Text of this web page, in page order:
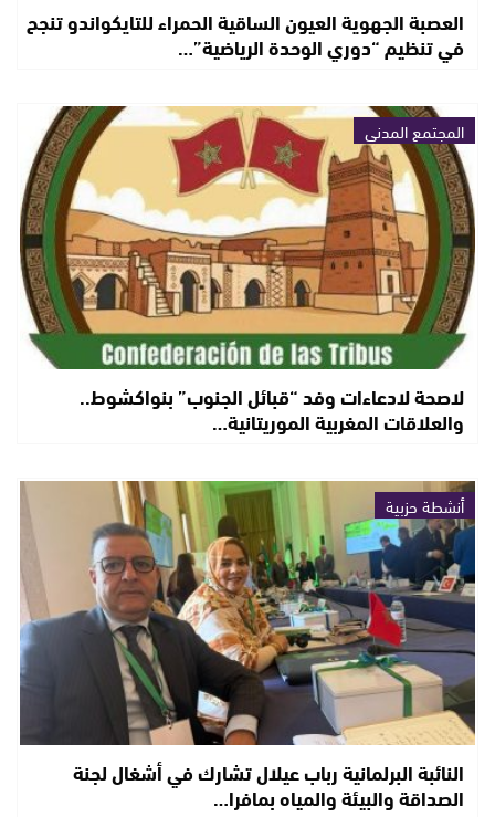
العصبة الجهوية العيون الساقية الحمراء للتايكواندو تنجح
في تنظيم “دوري الوحدة الرياضية”…
المجتمع المدني
لاصحة لادعاءات وفد “قبائل الجنوب” بنواكشوط..
والعلاقات المغربية الموريتانية…
أنشطة حزبية
النائبة البرلمانية رباب عيلال تشارك في أشغال لجنة
الصداقة والبيئة والمياه بمافرا…